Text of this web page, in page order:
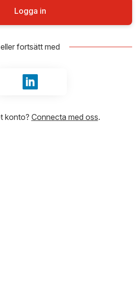
Logga in
eller fortsätt med
Logga in med LinkedIn
konto? Connecta med oss.